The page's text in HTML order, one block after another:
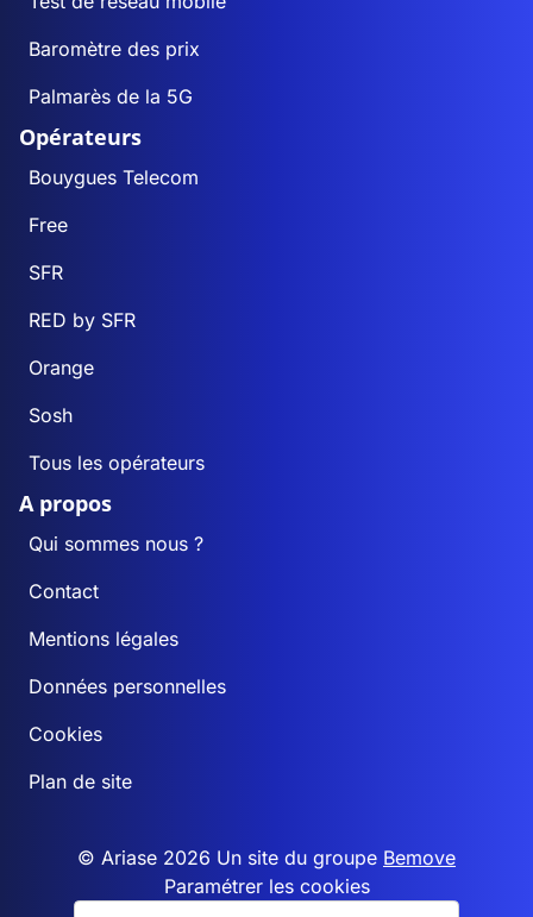
Baromètre des prix
Palmarès de la 5G
Opérateurs
Bouygues Telecom
Free
SFR
RED by SFR
Orange
Sosh
Tous les opérateurs
A propos
Qui sommes nous ?
Contact
Mentions légales
Données personnelles
Cookies
Plan de site
© Ariase 2026 Un site du groupe Bemove
Paramétrer les cookies